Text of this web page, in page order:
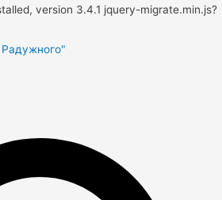
version 3.4.1 jquery-migrate.min.js?